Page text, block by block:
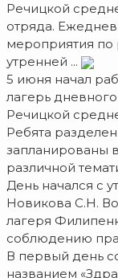
Речицкой
отряда.
мероприятия по
утренней ...
5 июня начал
лагерь
Речицкой
Ребята
запланированы
различной
День начался с
Новикова С.Н.
лагеря
соблюдению
В первый день
названием